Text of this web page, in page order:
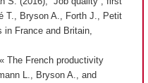
T., Bryson A., Forth J., Petit
in France and Britain,
The French productivity
L., Bryson A., and